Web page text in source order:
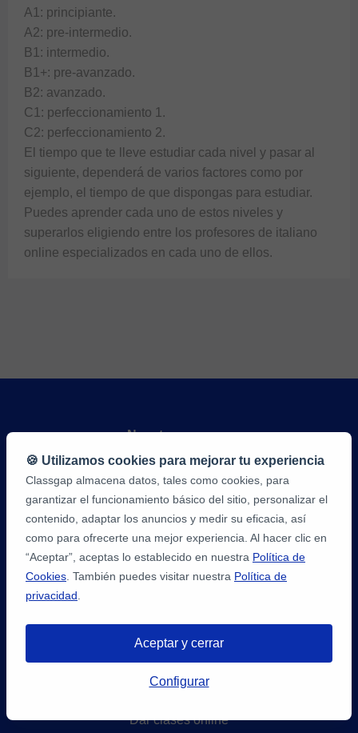
min. para encontrar profesor.
A1: principiante.
A2: pre-intermedio.
B1: intermedio.
B1+: pre-avanzado.
B2: avanzado.
C1: perfeccionamiento 1.
C2: perfeccionamiento 2.
El tiempo que te lleve estudiar cada nivel y pasar al
siguiente, dependerá de varios factores como por
ejemplo, el tiempo de que dispongas para estudiar.
Puedes aprender cada uno de estos niveles y
superarlos eligiendo entre los profesores de italiano
Nuestra empresa
Sobre nosotros
Ayuda
Política de privacidad
Configuración de Cookies
Recursos
Dar clases online
🍪 Utilizamos cookies para mejorar tu experiencia
Classgap almacena datos, tales como cookies, para
garantizar el funcionamiento básico del sitio, personalizar el
contenido, adaptar los anuncios y medir su eficacia, así
como para ofrecerte una mejor experiencia. Al hacer clic en
“Aceptar”, aceptas lo establecido en nuestra Política de
Cookies . También puedes visitar nuestra Política de
privacidad
Aceptar y cerrar
Configurar